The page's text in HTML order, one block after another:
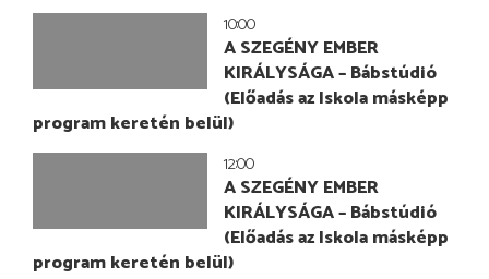
10:00
A SZEGÉNY EMBER
KIRÁLYSÁGA – Bábstúdió
(Előadás az Iskola másképp
program keretén belül)
12:00
A SZEGÉNY EMBER
KIRÁLYSÁGA – Bábstúdió
(Előadás az Iskola másképp
program keretén belül)